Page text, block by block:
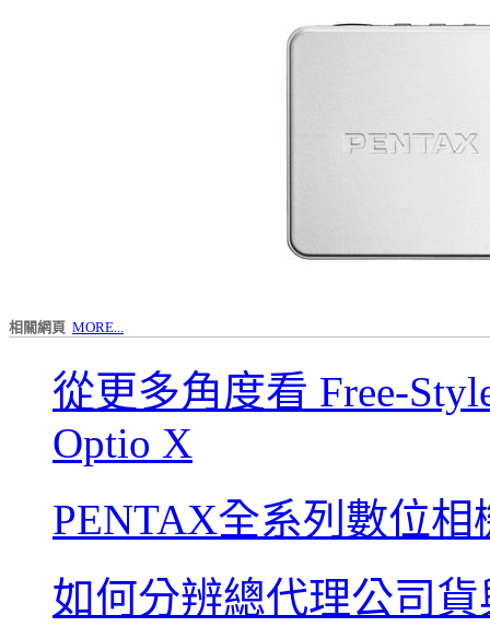
相關網頁 MORE...
從更多角度看 Free-
Optio X
PENTAX全系列數位
如何分辨總代理公司